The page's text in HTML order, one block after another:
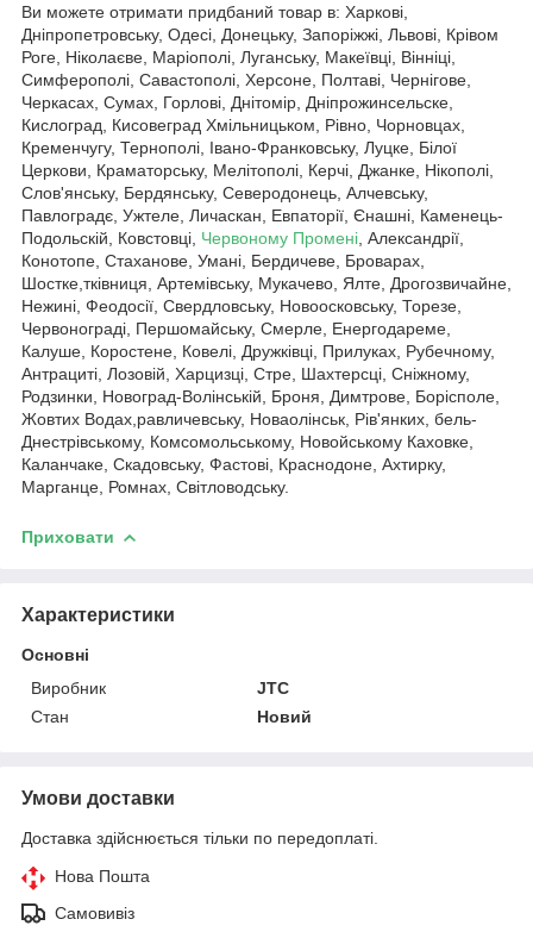
Ви можете отримати придбаний товар в: Харкові,
Дніпропетровську, Одесі, Донецьку, Запоріжжі, Львові, Крівом
Роге, Ніколаєве, Маріополі, Луганську, Макеївці, Вінніці,
Симферополі, Савастополі, Херсоне, Полтаві, Чернігове,
Черкасах, Сумах, Горлові, Днітомір, Дніпрожинсельске,
Кислоград, Кисовеград Хмільницьком, Рівно, Чорновцах,
Кременчугу, Тернополі, Івано-Франковську, Луцке, Білої
Церкови, Краматорську, Мелітополі, Керчі, Джанке, Нікополі,
Слов'янську, Бердянську, Северодонець, Алчевську,
Павлоградє, Ужтеле, Личаскан, Евпаторії, Єнашні, Каменець-
Подольскій, Ковстовці, Червоному Промені , Александрії,
Конотопе, Стаханове, Умані, Бердичеве, Броварах,
Шостке,тківниця, Артемівську, Мукачево, Ялте, Дрогозвичайне,
Нежині, Феодосії, Свердловську, Новоосковську, Торезе,
Червонограді, Першомайську, Смерле, Енергодареме,
Калуше, Коростене, Ковелі, Дружківці, Прилуках, Рубечному,
Антрациті, Лозовій, Харцизці, Стре, Шахтерсці, Сніжному,
Родзинки, Новоград-Волінській, Броня, Димтрове, Борісполе,
Жовтих Водах,равличевську, Новаолінськ, Рів'янких, бель-
Днестрівському, Комсомольському, Новойському Каховке,
Каланчаке, Скадовську, Фастові, Краснодоне, Ахтирку,
Марганце, Ромнах, Світловодську.
Приховати
Характеристики
Основні
Виробник
JTC
Стан
Новий
Умови доставки
Доставка здійснюється тільки по передоплаті.
Нова Пошта
Самовивіз